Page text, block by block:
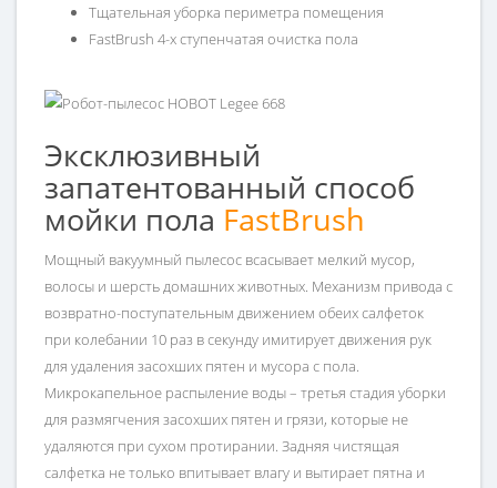
Тщательная уборка периметра помещения
FastBrush 4-х ступенчатая очистка пола
Эксклюзивный
запатентованный способ
мойки пола FastBrush
Мощный вакуумный пылесос всасывает мелкий мусор,
волосы и шерсть домашних животных. Механизм привода с
возвратно-поступательным движением обеих салфеток
при колебании 10 раз в секунду имитирует движения рук
для удаления засохших пятен и мусора с пола.
Микрокапельное распыление воды – третья стадия уборки
для размягчения засохших пятен и грязи, которые не
удаляются при сухом протирании. Задняя чистящая
салфетка не только впитывает влагу и вытирает пятна и